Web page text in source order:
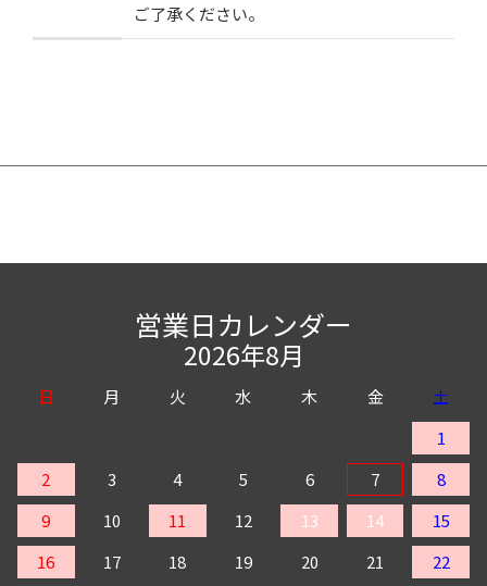
ご了承ください。
営業日カレンダー
2026年8月
日 月 火 水 木 金
土
1
2
3 4 5 6 7
8
9
10 11 12 13 14
15
16
17 18 19 20 21
22